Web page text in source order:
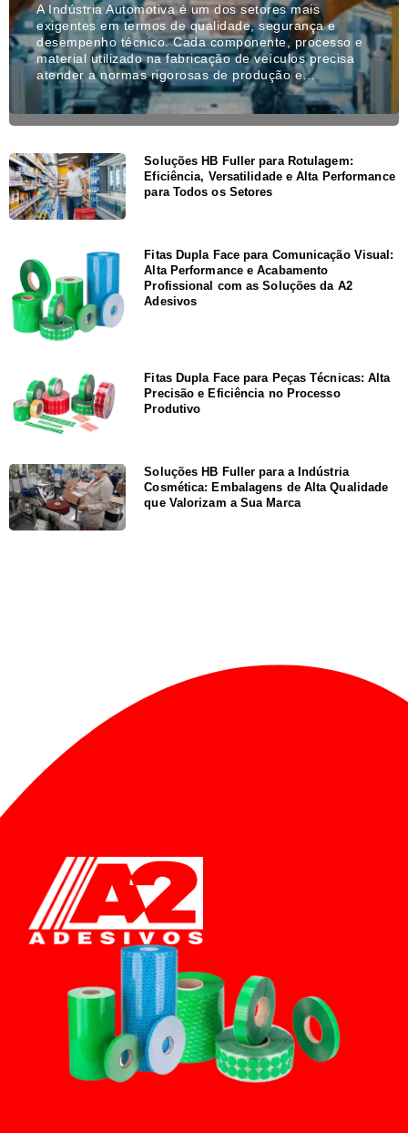
A Indústria Automotiva é um dos setores mais
exigentes em termos de qualidade, segurança e
desempenho técnico. Cada componente, processo e
material utilizado na fabricação de veículos precisa
atender a normas rigorosas de produção e…
Soluções HB Fuller para Rotulagem:
Eficiência, Versatilidade e Alta Performance
para Todos os Setores
Fitas Dupla Face para Comunicação Visual:
Alta Performance e Acabamento
Profissional com as Soluções da A2
Adesivos
Fitas Dupla Face para Peças Técnicas: Alta
Precisão e Eficiência no Processo
Produtivo
Soluções HB Fuller para a Indústria
Cosmética: Embalagens de Alta Qualidade
que Valorizam a Sua Marca